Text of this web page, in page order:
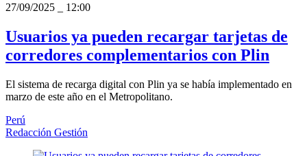
27/09/2025
12:00
Usuarios ya pueden recargar tarjetas de
corredores complementarios con Plin
El sistema de recarga digital con Plin ya se había implementado en
marzo de este año en el Metropolitano.
Perú
Redacción Gestión